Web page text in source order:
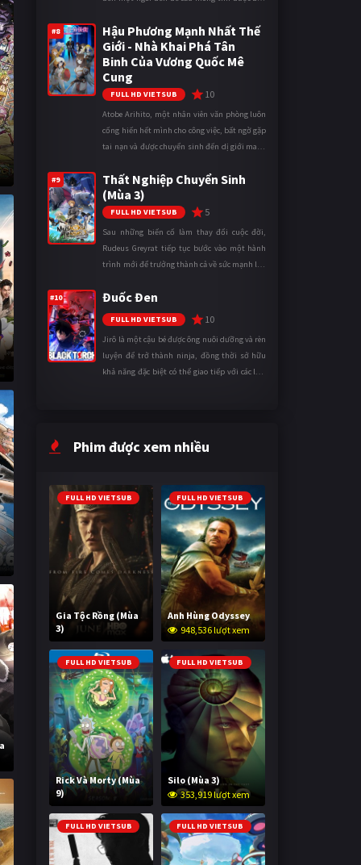
cậu được Thần Tình Y ...
#8
Hậu Phương Mạnh Nhất Thế
Giới - Nhà Khai Phá Tân
Binh Của Vương Quốc Mê
Cung
FULL HD VIETSUB 10
Atobe Arihito, một nhân viên văn phòng luôn
cống hiến hết mình cho công việc, bất ngờ gặp
tai nạn và được chuyển sinh đến dị giới mang
thành một mạo hiểm gi ...
#9
Thất Nghiệp Chuyển Sinh
(Mùa 3)
FULL HD VIETSUB 5
Sau những biến cố làm thay đổi cuộc đời,
Rudeus Greyrat tiếp tục bước vào một hành
trình mới để trưởng thành cả về sức mạnh lẫn
ngày càng khắc nghiệt, anh ...
#10 Đuốc Đen
FULL HD VIETSUB 10
Jirô là một cậu bé được ông nuôi dưỡng và rèn
luyện để trở thành ninja, đồng thời sở hữu
khả năng đặc biệt có thể giao tiếp với các loài
Phim được xem nhiều
FULL HD VIETSUB
Gia Tộc Rồng (Mùa
3)
2,016,726 lượt xem
FULL HD VIETSUB
Anh Hùng Odyssey
948,536 lượt xem
FULL HD VIETSUB
Rick Và Morty (Mùa
9)
2,993,765 lượt xem
FULL HD VIETSUB
Silo (Mùa 3)
353,919 lượt xem
FULL HD VIETSUB FULL HD VIETSUB